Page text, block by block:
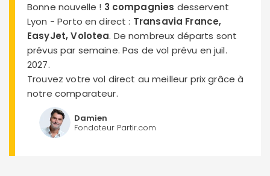
Bonne nouvelle ! 3 compagnies desservent
Lyon - Porto en direct : Transavia France,
EasyJet, Volotea. De nombreux départs sont
prévus par semaine. Pas de vol prévu en juil.
2027.
Trouvez votre vol direct au meilleur prix grâce à
notre comparateur.
Damien
Fondateur Partir.com